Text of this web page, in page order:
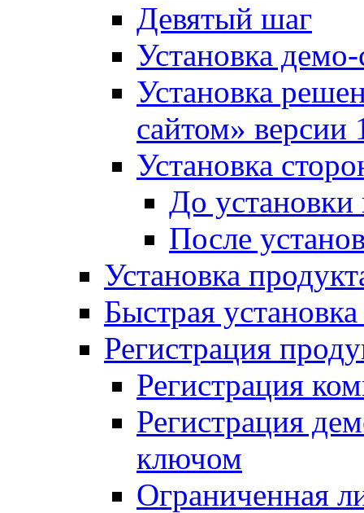
Девятый шаг
Установка
Установка
сайтом»
Установка
До установки
После
Установка
Быстрая
Регистрация
Регистрация
Регистрация
ключом
Ограниченная